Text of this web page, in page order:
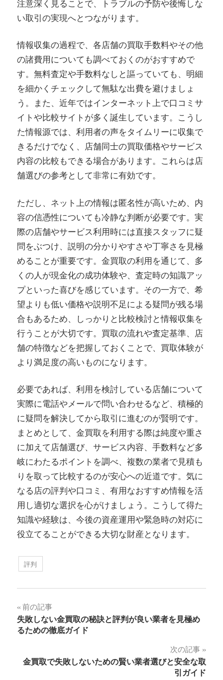
注意深く見ることで、トラブルの予防や後悔しな
い取引の実現へとつながります。
情報収集の過程で、各店舗の買取手数料やその他
の諸費用についても調べておくのがおすすめで
す。無料査定や手数料なしと謳っていても、明細
を細かくチェックして無駄な出費を避けましょ
う。また、近年ではインターネット上で口コミサ
イトや比較サイトが多く誕生しています。こうし
た情報源では、利用者の声をタイムリーに収集で
きるだけでなく、店舗同士の買取価格やサービス
内容の比較もできる場合があります。これらは店
舗選びの参考として非常に有効です。
ただし、ネット上の情報は匿名性が高いため、内
容の信憑性についても冷静な判断が必要です。実
際の店舗やサービス利用時には直接スタッフに疑
問をぶつけ、説明の分かりやすさや丁寧さを見極
めることが重要です。金買取の利用を通じて、多
くの人が現金化の成功体験や、査定時の知識アッ
プといった喜びを感じています。その一方で、希
望よりも低い価格や説明不足による疑問が残る場
合もあるため、しっかりと比較検討と情報収集を
行うことが大切です。買取の流れや査定基準、店
舗の特徴などを把握しておくことで、買取体験が
より満足度の高いものになります。
必要であれば、利用を検討している店舗について
実際に電話やメールで問い合わせるなど、積極的
に疑問を解決してから取引に進むのが賢明です。
まとめとして、金買取を利用する際は純度や重さ
に加えて店舗選び、サービス内容、手数料など多
岐にわたるポイントを調べ、複数の業者で見積も
りを取って比較するのが安心への近道です。気に
なる店の評判や口コミ、有用なおすすめ情報を活
用し適切な選択を心がけましょう。こうして得た
知識や経験は、今後の資産運用や緊急時の対応に
役立てることができる大切な財産となります。
評判
投
稿
ビ
前の記事
失敗しない金買取の秘訣と評判が良い業者を見極め
るための徹底ガイド
次の記事
金買取で失敗しないための賢い業者選びと安全な取
引ガイド